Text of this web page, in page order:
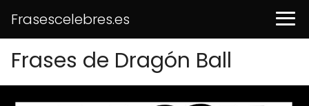
Frasescelebres.es
Frases de Dragón Ball